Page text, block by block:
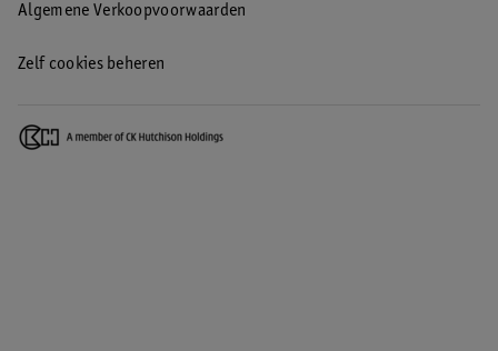
Algemene Verkoopvoorwaarden
Zelf cookies beheren